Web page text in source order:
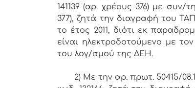
141139 (αρ. χρέους 376) με
377), ζητά την διαγραφή του
το έτος 2011, διότι εκ
είναι ηλεκτροδοτούμενο με
του λογ/σμού της ΔΕΗ.
2) Με την αρ. πρωτ. 50415/